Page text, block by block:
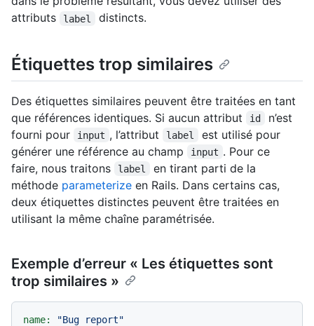
attributs
label distincts.
Étiquettes trop similaires
Des étiquettes similaires peuvent être traitées en tant
que références identiques. Si aucun attribut
id
n’est
fourni pour
input , l’attribut label
est utilisé pour
générer une référence au champ
input . Pour ce
faire, nous traitons
label
en tirant parti de la
méthode parameterize en Rails. Dans certains cas,
deux étiquettes distinctes peuvent être traitées en
utilisant la même chaîne paramétrisée.
Exemple d’erreur « Les étiquettes sont
trop similaires »
name:
"Bug report"